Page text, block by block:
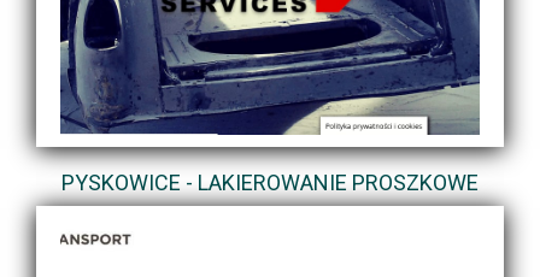
PYSKOWICE - LAKIEROWANIE PROSZKOWE